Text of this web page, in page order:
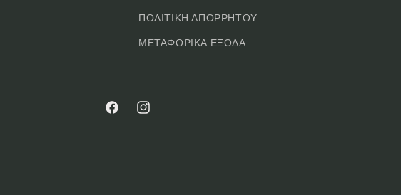
ΠΟΛΙΤΙΚΗ ΑΠΟΡΡΗΤΟΥ
ΜΕΤΑΦΟΡΙΚΑ ΕΞΟΔΑ
FacebookInstagram